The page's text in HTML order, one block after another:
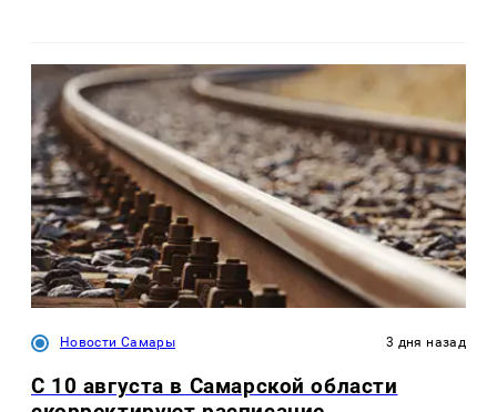
Новости Самары 3 дня назад
С 10 августа в Самарской области